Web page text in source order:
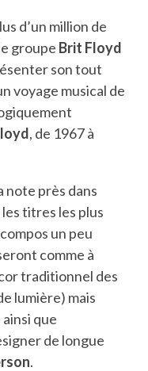
d’un million de
groupe Brit Floyd
son tout
voyage musical de
, de 1967 à
note près dans
titres les plus
un peu
comme à
traditionnel des
lumière) mais
que
de longue
.